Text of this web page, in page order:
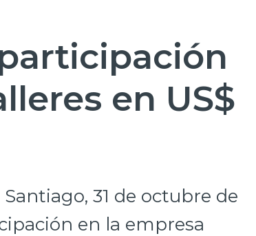
en US$
31 de octubre de
en la empresa